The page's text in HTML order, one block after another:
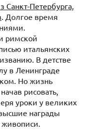
Петербурга,
. Долгое время
римской
итальянских
В детстве
в Ленинграде
Но жизнь
рисовать,
уроки у великих
награды